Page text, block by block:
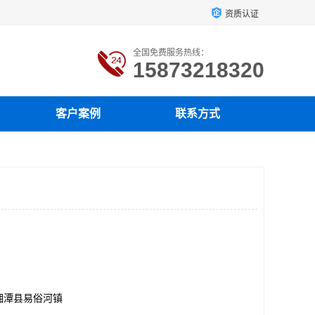
资质认证
全国免费服务热线：
15873218320
客户案例 联系方式
潭县易俗河镇